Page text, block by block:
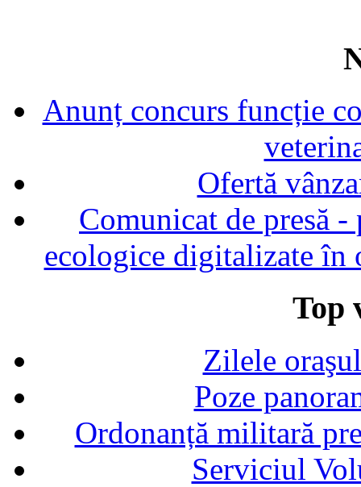
Anunț concurs funcție
Ofertă
Comunicat de presă
ecologice digitalizate în
Top
Zilele
Poze
Ordonanță militară
Serviciul